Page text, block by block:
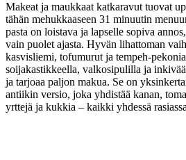
Makeat ja maukkaat katkaravut tuovat
tähän mehukkaaseen 31 minuutin
pasta on loistava ja lapselle sopiva
vain puolet ajasta. Hyvän lihattoman
kasvisliemi, tofumurut ja tempeh-
soijakastikkeella, valkosipulilla ja
ja tarjoaa paljon makua. Se on
antiikin versio, joka yhdistää kanan,
yrttejä ja kukkia – kaikki yhdessä